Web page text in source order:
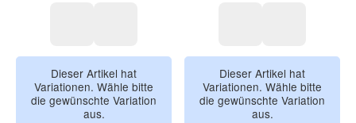
Dieser Artikel hat
Variationen. Wähle bitte
die gewünschte Variation
aus.
Dieser Artikel hat
Variationen. Wähle bitte
die gewünschte Variation
aus.